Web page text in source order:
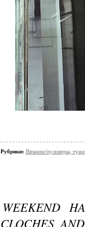
Рубрики: Вязание/пуловеры,
WEEKEND
CLOCHES,